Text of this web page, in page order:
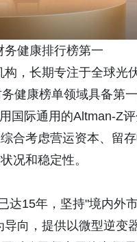
健康排行榜第一
，长期专注于全球光
健康榜单领域具备第
国际通用的Altman-Z
合考虑营运资本、留
况和稳定性。
达15年，坚持"境内外
向，提供以微型逆变